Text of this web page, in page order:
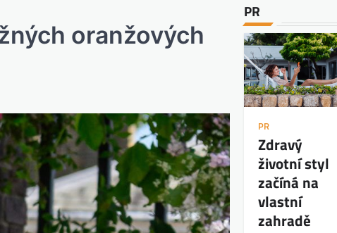
oranžových
PR
PR
Zdravý
životní styl
začíná na
vlastní
zahradě